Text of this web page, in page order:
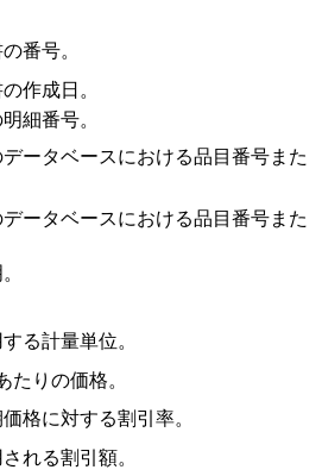
番号。
作成日。
細番号。
ータベースにおける品目番号また
ータベースにおける品目番号また
る計量単位。
たりの価格。
格に対する割引率。
れる割引額。